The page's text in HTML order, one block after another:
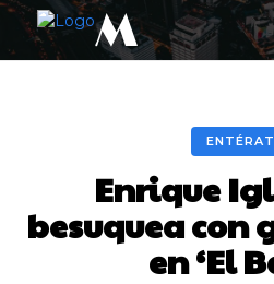
M
Enrique
besuquea con
en ‘El